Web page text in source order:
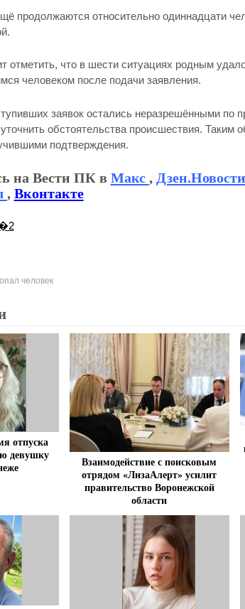
продолжаются относительно одиннадцати
отметить, что в шести ситуациях родным
человеком после подачи заявления.
заявок остались неразрешёнными по
обстоятельства происшествия. Таким
подтверждения.
на Вести ПК в Макс , Дзен.Новости
, Вконтакте
человек
отпуска
девушку
Взаимодействие с поисковым
отрядом «ЛизаАлерт» усилит
правительство Воронежской
области